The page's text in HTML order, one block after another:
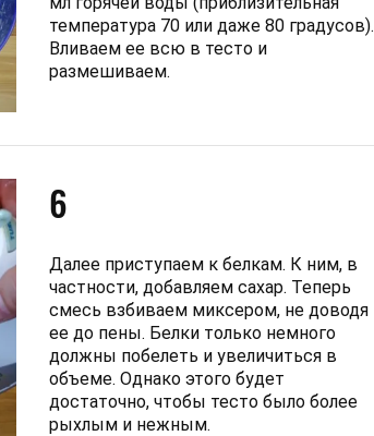
температура 70 или даже 80 градусов).
Вливаем ее всю в тесто и
размешиваем.
6
Далее приступаем к белкам. К ним, в
частности, добавляем сахар. Теперь
смесь взбиваем миксером, не доводя
ее до пены. Белки только немного
должны побелеть и увеличиться в
объеме. Однако этого будет
достаточно, чтобы тесто было более
рыхлым и нежным.